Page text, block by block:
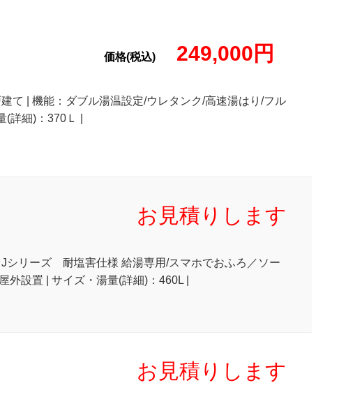
価格(税込)249,000円
て | 機能：ダブル湯温設定/ウレタンク/高速湯はり/フル
詳細)：370Ｌ |
お見積りします
シリーズ 耐塩害仕様 給湯専用/スマホでおふろ／ソー
設置 | サイズ・湯量(詳細)：460L |
お見積りします